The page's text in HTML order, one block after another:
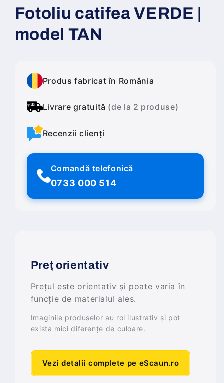
Fotoliu catifea VERDE |
model TAN
Produs fabricat în România
Livrare gratuită (de la 2 produse)
Recenzii clienți
Comandă telefonică
0733 000 514
Preț orientativ
Prețul este orientativ și poate varia în
funcție de materialul ales.
Imaginile produselor au rol ilustrativ și pot
exista mici diferențe de culoare.
Vezi detalii complete pe eScaun.ro